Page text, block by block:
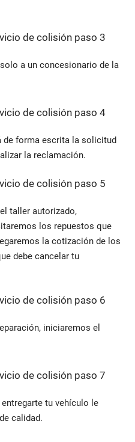
a un concesionario de la
de forma escrita la solicitud
la reclamación.
taller autorizado,
los repuestos que
la cotización de los
debe cancelar tu
iniciaremos el
tu vehículo le
calidad.